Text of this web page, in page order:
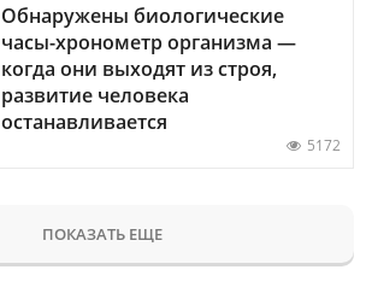
Обнаружены биологические
часы-хронометр организма —
когда они выходят из строя,
развитие человека
останавливается
5172
ПОКАЗАТЬ ЕЩЕ